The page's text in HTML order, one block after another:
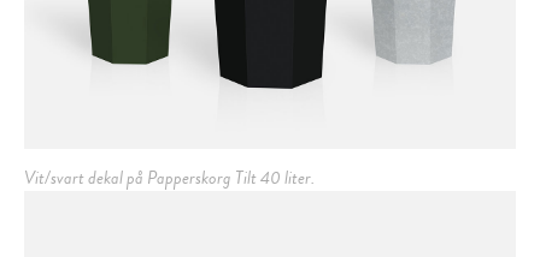
Vit/svart dekal på Papperskorg Tilt 40 liter.